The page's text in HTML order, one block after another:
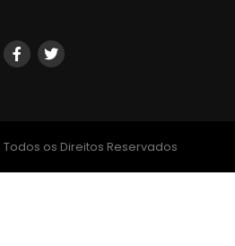
os Direitos Reservados